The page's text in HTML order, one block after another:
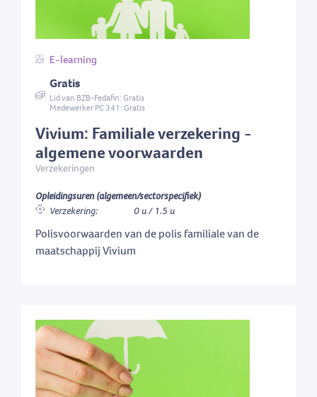
Vivium: Familiale verzekering -
algemene voorwaarden
Verzekeringen
Opleidingsuren (algemeen/sectorspecifiek)
Verzekering:
0 u / 1.5 u
Polisvoorwaarden van de polis familiale van de
maatschappij Vivium
E-learning
Gratis
Lid van BZB-Fedafin: Gratis
Medewerker PC 341: Gratis